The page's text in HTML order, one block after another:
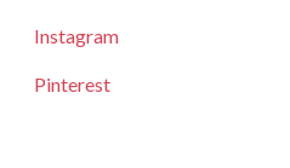
Instagram
Pinterest